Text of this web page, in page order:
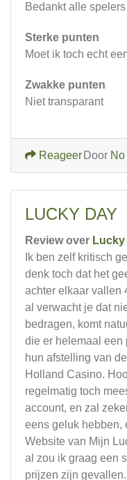
Bedankt alle
Sterke punten
Moet ik toch echt
Zwakke punten
Niet transparant
Door
Reageer
LUCKY DAY
Review over Lucky
Ik ben zelf kritisch
denk toch dat het
achter elkaar vallen
al verwacht je dat
bedragen, komt
die er helemaal een
hun afstelling van
Holland Casino.
regelmatig toch
account, en zal
eens geluk hebben,
Website van Mijn
al zou ik graag een
prijzen zijn